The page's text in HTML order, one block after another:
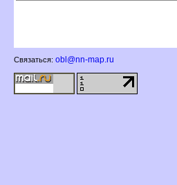
Связаться: obl@nn-map.ru